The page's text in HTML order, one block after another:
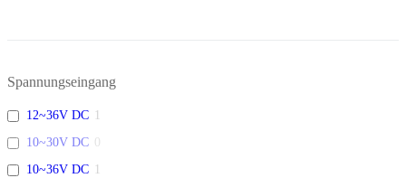
Spannungseingang
12~36V DC 1
10~30V DC 0
10~36V DC 1